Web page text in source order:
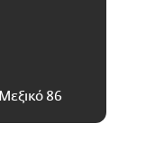
Μεξικό 86